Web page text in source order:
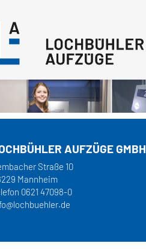
AUFZÜGE GMBH
Straße 10
Mannheim
0621 47098-0